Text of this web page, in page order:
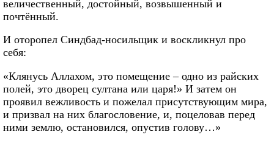
величественный, достойный, возвышенный и
почтённый.
И оторопел Синдбад-носильщик и воскликнул про
себя:
«Клянусь Аллахом, это помещение – одно из райских
полей, это дворец султана или царя!» И затем он
проявил вежливость и пожелал присутствующим мира,
и призвал на них благословение, и, поцеловав перед
ними землю, остановился, опустив голову…»